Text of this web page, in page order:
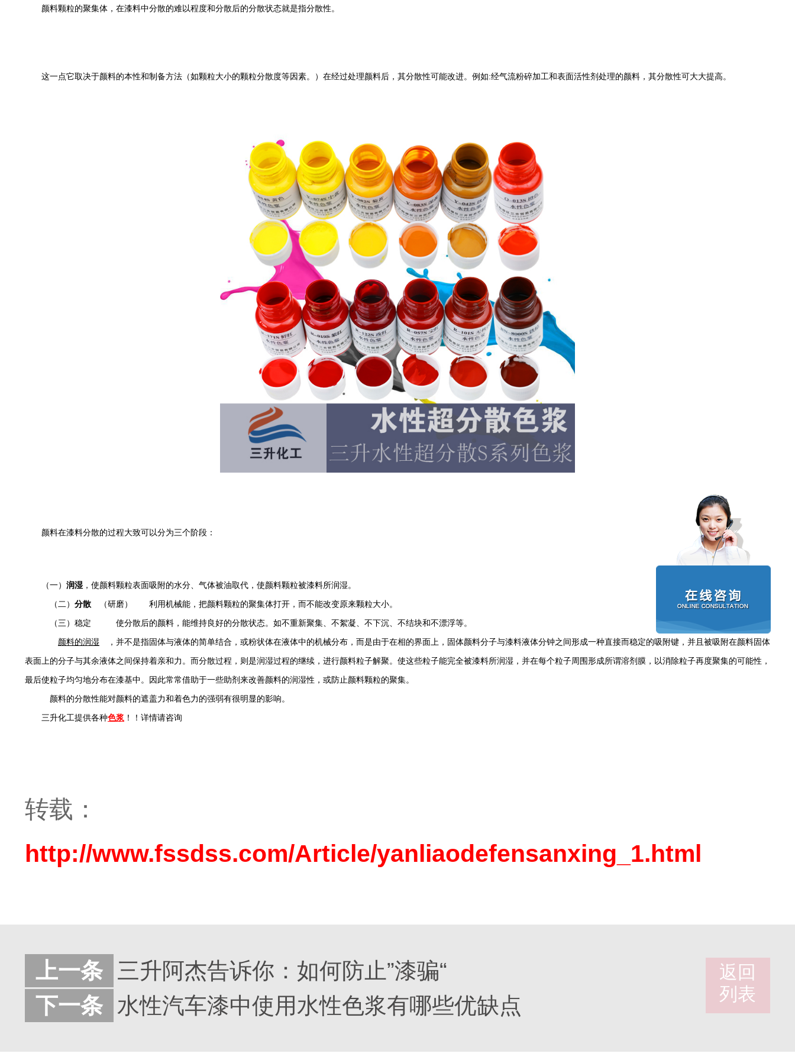
颜料颗粒的聚集体，在漆料中分散的难以程度和分散后的分散状态就是指分散性。
这一点它取决于颜料的本性和制备方法（如颗粒大小的颗粒分散度等因素。）在经过处理颜料后，其分散性可能改进。例如:经气流粉碎加工和表面活性剂处理的颜料，其分散性可大大提高。
颜料在漆料分散的过程大致可以分为三个阶段：
（一） 润湿 ， 使颜料颗粒表面吸附的水分、气体被油取代，使颜料颗粒被漆料所润湿。
（二） 分散 （研磨） 利用机械能，把颜料颗粒的聚集体打开，而不能改变原来颗粒大小。
（三）稳定 使分散后的颜料，能维持良好的分散状态。如不重新聚集、不絮凝、不下沉、不结块和不漂浮等。
颜料的润湿 ，并不是指固体与液体的简单结合，或粉状体在液体中的机械分布，而是由于在相的界面上，固体颜料分子与漆料液体分钟之间形成一种直接而稳定的吸附键，并且被吸附在颜料固体
表面上的分子与其余液体之间保持着亲和力。而分散过程，则是润湿过程的继续，进行颜料粒子解聚。使这些粒子能完全被漆料所润湿，并在每个粒子周围形成所谓溶剂膜，以消除粒子再度聚集的可能性，
最后使粒子均匀地分布在漆基中。因此常常借助于一些助剂来改善颜料的润湿性，或防止颜料颗粒的聚集。
颜料的分散性能对颜料的遮盖力和着色力的强弱有很明显的影响。
三升化工提供各种色浆 ！！详情请咨询
转载：
http://www.fssdss.com/Article/yanliaodefensanxing_1.html
返回
列表
上一条
三升阿杰告诉你：如何防止”漆骗“
下一条 水性汽车漆中使用水性色浆有哪些优缺点